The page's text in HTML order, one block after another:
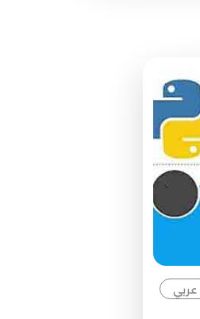
68.68
69.69
70.70
عربي